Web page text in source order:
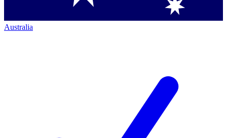
Australia